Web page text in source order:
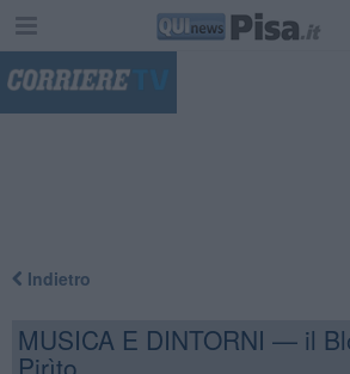
Indietro
MUSICA E DINTORNI — il
Pirìto